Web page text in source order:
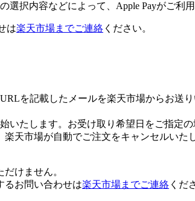
選択内容などによって、Apple Payがご利
は楽天市場までご連絡 ください。
を記載したメールを楽天市場からお送り
いたします。お受け取り希望日をご指定
天市場が自動でご注文をキャンセルいた
けません。
るお問い合わせは楽天市場までご連絡 くだ